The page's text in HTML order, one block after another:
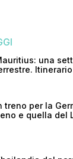
una
treno per la
e quella del